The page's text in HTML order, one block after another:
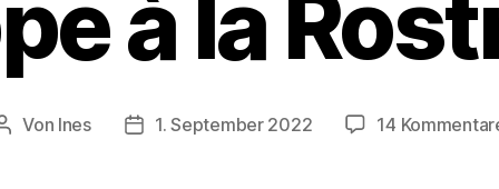
à la
Beitragsautor
Von Ines Veröffentlichungsdatum
1. September 2022 14